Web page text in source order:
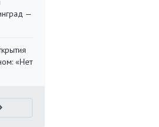
—
«Нет